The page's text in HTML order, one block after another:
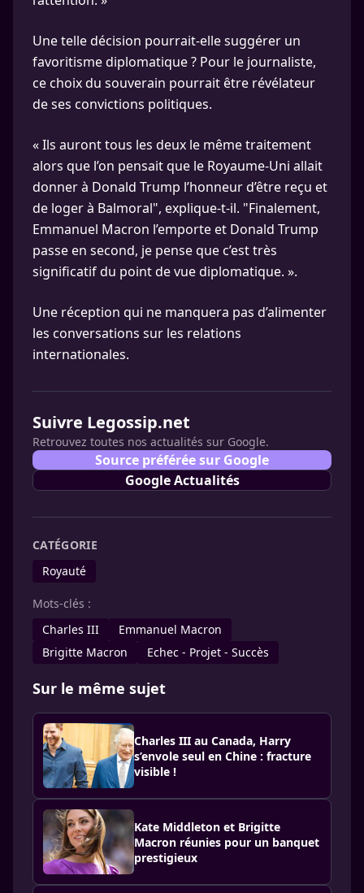
Une telle décision pourrait-elle suggérer un
favoritisme diplomatique ? Pour le journaliste,
ce choix du souverain pourrait être révélateur
de ses convictions politiques.
« Ils auront tous les deux le même traitement
alors que l’on pensait que le Royaume-Uni allait
donner à Donald Trump l’honneur d’être reçu et
de loger à Balmoral", explique-t-il. "Finalement,
Emmanuel Macron l’emporte et Donald Trump
passe en second, je pense que c’est très
significatif du point de vue diplomatique. ».
Une réception qui ne manquera pas d’alimenter
les conversations sur les relations
internationales.
Suivre Legossip.net
Retrouvez toutes nos actualités sur Google.
Source préférée sur Google
Google Actualités
CATÉGORIE
Royauté
Mots-clés :
Charles III
Emmanuel Macron
Brigitte Macron
Echec - Projet - Succès
Sur le même sujet
Charles III au Canada, Harry
s’envole seul en Chine : fracture
visible !
Kate Middleton et Brigitte
Macron réunies pour un banquet
prestigieux